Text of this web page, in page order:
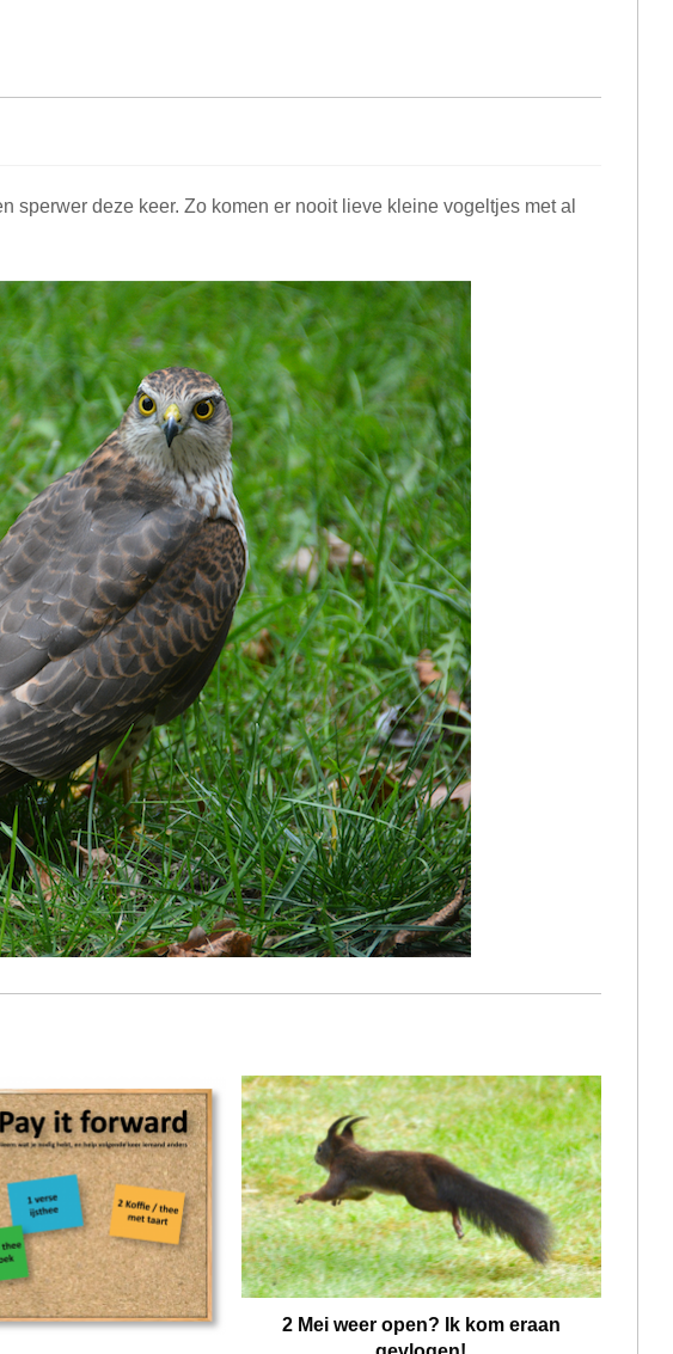
sperwer deze keer. Zo komen er nooit lieve kleine vogeltjes met al
2 Mei weer open? Ik kom eraan